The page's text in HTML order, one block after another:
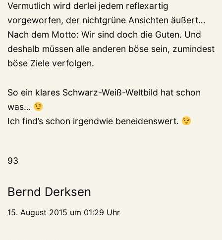
Vermutlich wird derlei jedem reflexartig
vorgeworfen, der nichtgrüne Ansichten äußert…
Nach dem Motto: Wir sind doch die Guten. Und
deshalb müssen alle anderen böse sein, zumindest
böse Ziele verfolgen.
So ein klares Schwarz-Weiß-Weltbild hat schon
was…
Ich find’s schon irgendwie beneidenswert.
93
Bernd Derksen
15. August 2015 um 01:29 Uhr